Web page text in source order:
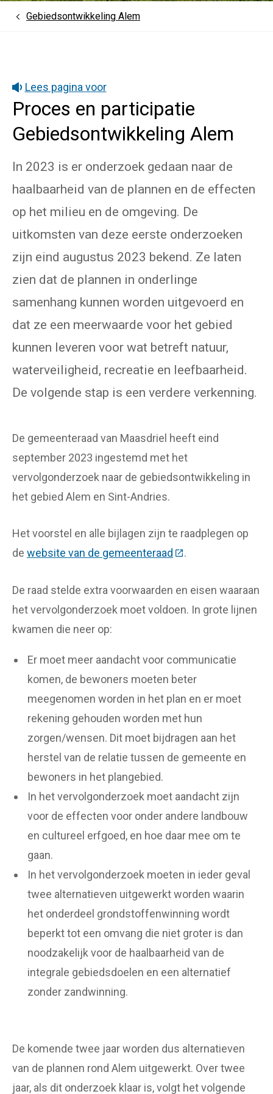
HomeGebiedsontwikkeling Alem
Lees pagina voor
Proces en participatie
Gebiedsontwikkeling Alem
In 2023 is er onderzoek gedaan naar de
haalbaarheid van de plannen en de effecten
op het milieu en de omgeving. De
uitkomsten van deze eerste onderzoeken
zijn eind augustus 2023 bekend. Ze laten
zien dat de plannen in onderlinge
samenhang kunnen worden uitgevoerd en
dat ze een meerwaarde voor het gebied
kunnen leveren voor wat betreft natuur,
waterveiligheid, recreatie en leefbaarheid.
De volgende stap is een verdere verkenning.
De gemeenteraad van Maasdriel heeft eind
september 2023 ingestemd met het
vervolgonderzoek naar de gebiedsontwikkeling in
het gebied Alem en Sint-Andries.
Het voorstel en alle bijlagen zijn te raadplegen op
de website van de gemeenteraad (Deze link gaat
.
De raad stelde extra voorwaarden en eisen waaraan
het vervolgonderzoek moet voldoen. In grote lijnen
kwamen die neer op:
Er moet meer aandacht voor communicatie
komen, de bewoners moeten beter
meegenomen worden in het plan en er moet
rekening gehouden worden met hun
zorgen/wensen. Dit moet bijdragen aan het
herstel van de relatie tussen de gemeente en
bewoners in het plangebied.
In het vervolgonderzoek moet aandacht zijn
voor de effecten voor onder andere landbouw
en cultureel erfgoed, en hoe daar mee om te
gaan.
In het vervolgonderzoek moeten in ieder geval
twee alternatieven uitgewerkt worden waarin
het onderdeel grondstoffenwinning wordt
beperkt tot een omvang die niet groter is dan
noodzakelijk voor de haalbaarheid van de
integrale gebiedsdoelen en een alternatief
zonder zandwinning.
De komende twee jaar worden dus alternatieven
van de plannen rond Alem uitgewerkt. Over twee
jaar, als dit onderzoek klaar is, volgt het volgende